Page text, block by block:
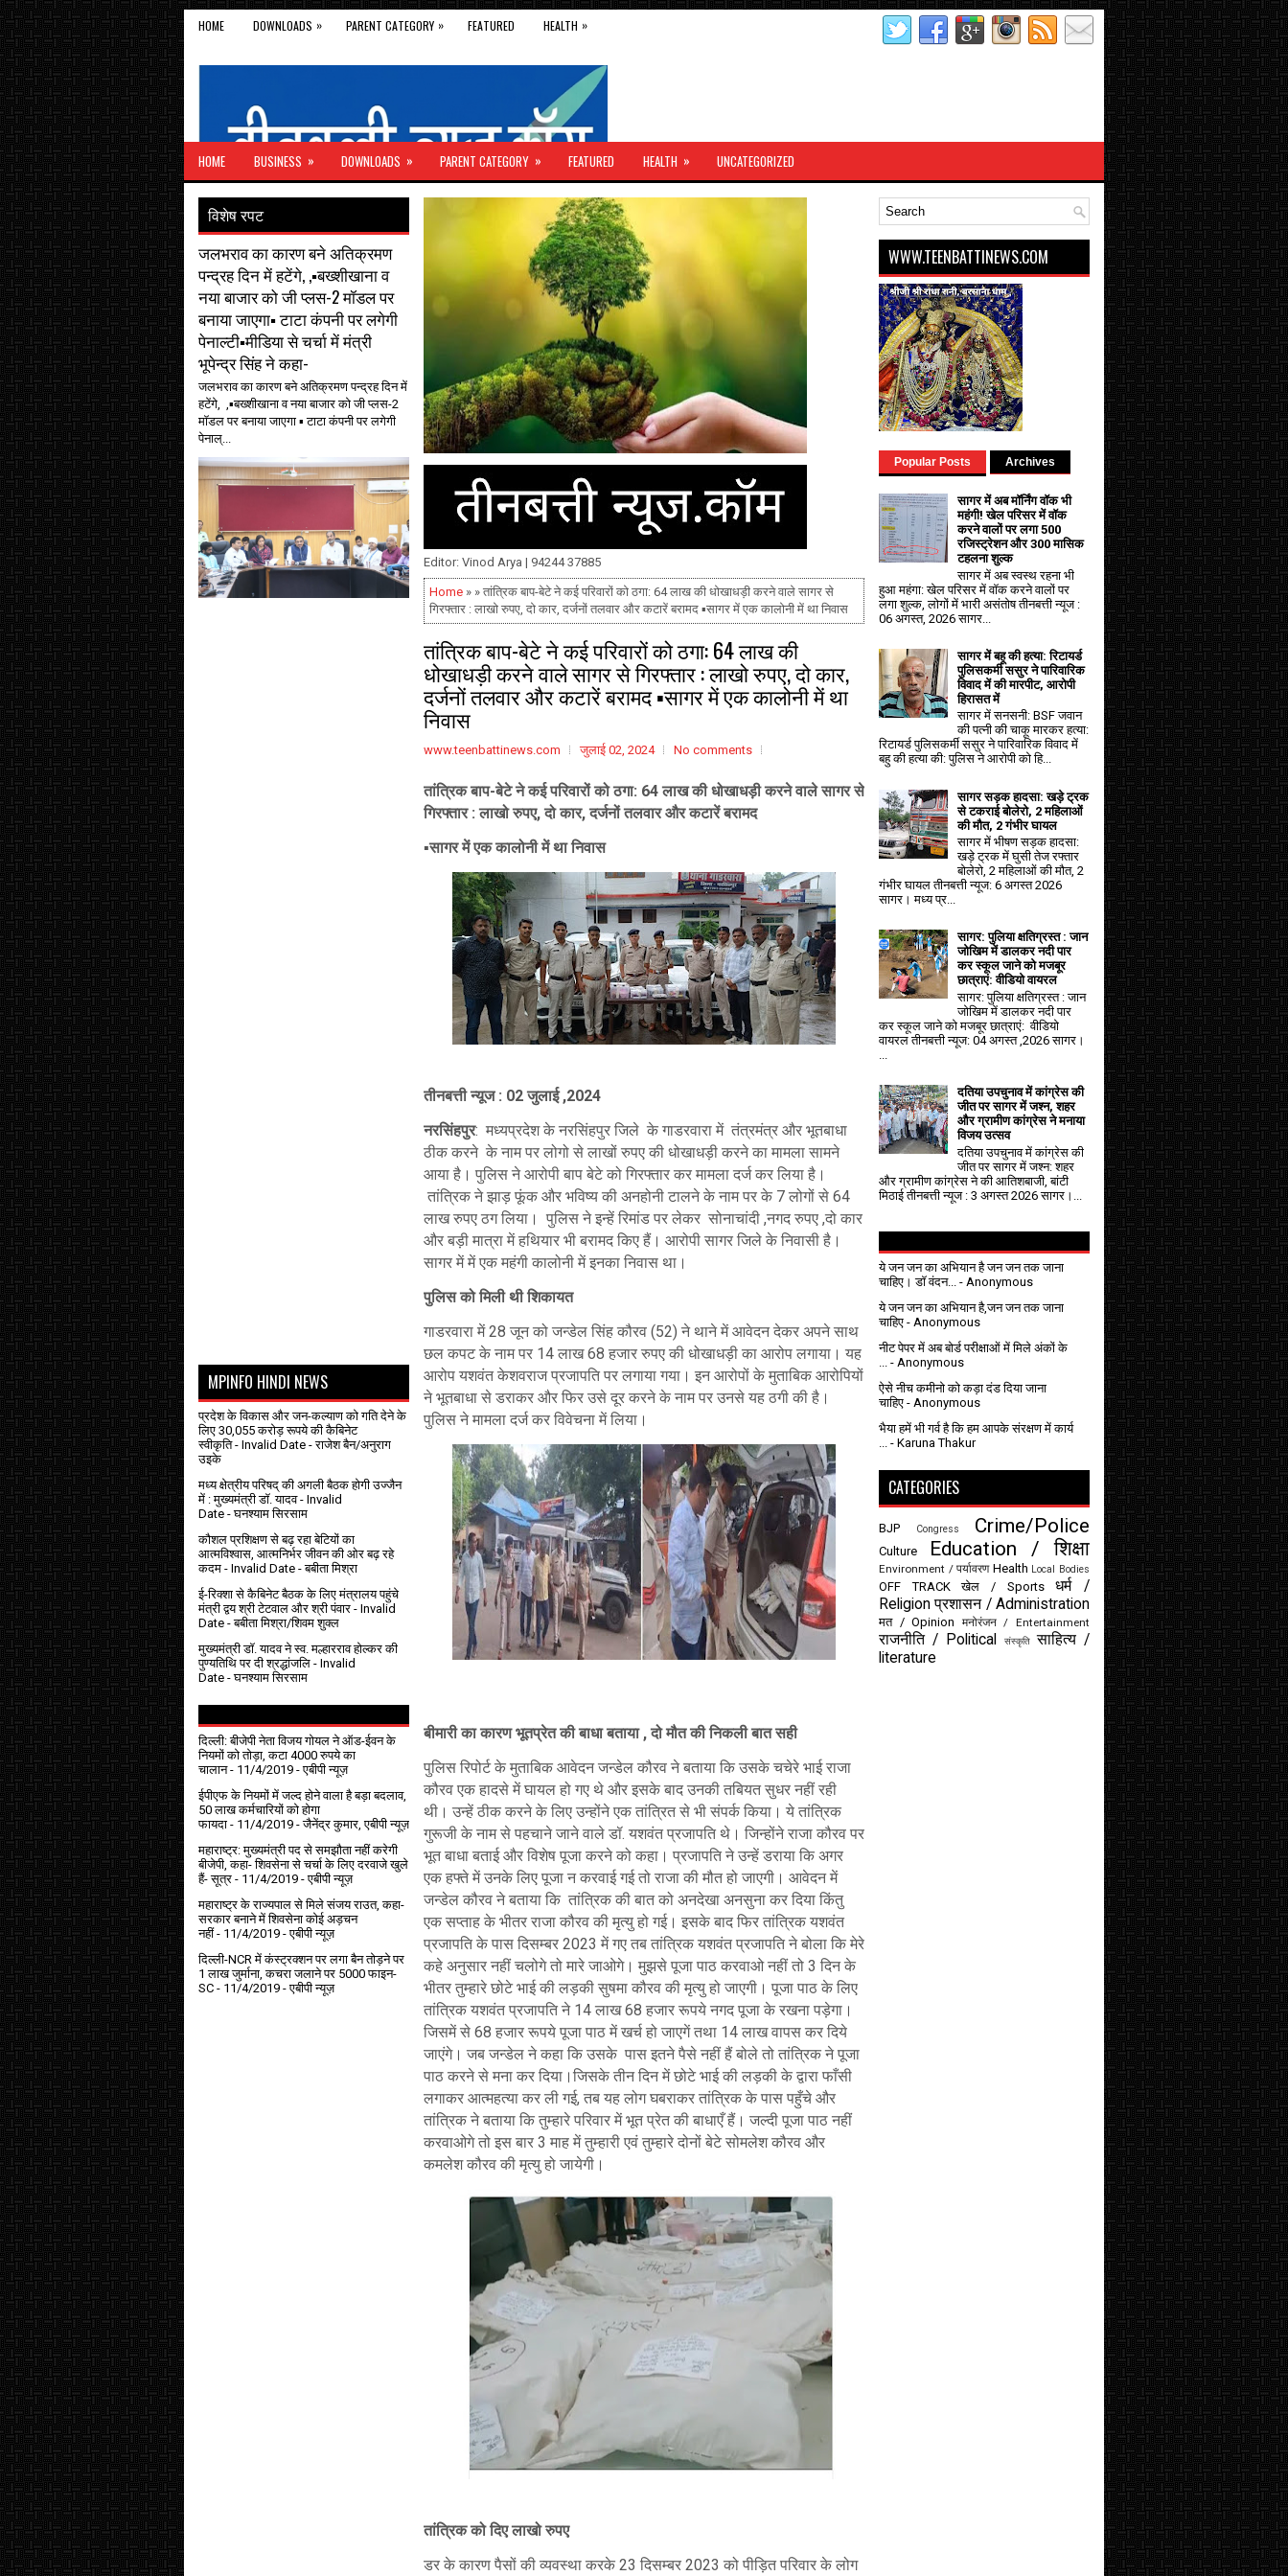
HOME DOWNLOADS » PARENT CATEGORY » FEATURED HEALTH »
HOME BUSINESS » DOWNLOADS » PARENT CATEGORY » FEATURED HEALTH » UNCATEGORIZED
Editor: Vinod Arya | 94244 37885
Home » » तांत्रिक बाप-बेटे ने कई परिवारों को ठगा: 64 लाख की धोखाधड़ी करने वाले सागर से
गिरफ्तार : लाखो रुपए, दो कार, दर्जनों तलवार और कटारें बरामद ▪️सागर में एक कालोनी में था निवास
तांत्रिक बाप-बेटे ने कई परिवारों को ठगा: 64 लाख की
धोखाधड़ी करने वाले सागर से गिरफ्तार : लाखो रुपए, दो कार,
दर्जनों तलवार और कटारें बरामद ▪️सागर में एक कालोनी में था
निवास
www.teenbattinews.com जुलाई 02, 2024 No comments
तांत्रिक बाप-बेटे ने कई परिवारों को ठगा: 64 लाख की धोखाधड़ी करने वाले सागर से
गिरफ्तार : लाखो रुपए, दो कार, दर्जनों तलवार और कटारें बरामद
▪️सागर में एक कालोनी में था निवास
तीनबत्ती न्यूज : 02 जुलाई ,2024
नरसिंहपुर: मध्यप्रदेश के नरसिंहपुर जिले के गाडरवारा में तंत्रमंत्र और भूतबाधा
ठीक करने के नाम पर लोगो से लाखों रुपए की धोखाधड़ी करने का मामला सामने
आया है। पुलिस ने आरोपी बाप बेटे को गिरफ्तार कर मामला दर्ज कर लिया है।
तांत्रिक ने झाड़ फूंक और भविष्य की अनहोनी टालने के नाम पर के 7 लोगों से 64
लाख रुपए ठग लिया। पुलिस ने इन्हें रिमांड पर लेकर सोनाचांदी ,नगद रुपए ,दो कार
और बड़ी मात्रा में हथियार भी बरामद किए हैं। आरोपी सागर जिले के निवासी है।
सागर में में एक महंगी कालोनी में इनका निवास था।
पुलिस को मिली थी शिकायत
गाडरवारा में 28 जून को जन्डेल सिंह कौरव (52) ने थाने में आवेदन देकर अपने साथ
छल कपट के नाम पर 14 लाख 68 हजार रुपए की धोखाधड़ी का आरोप लगाया। यह
आरोप यशवंत केशवराज प्रजापति पर लगाया गया। इन आरोपों के मुताबिक आरोपियों
ने भूतबाधा से डराकर और फिर उसे दूर करने के नाम पर उनसे यह ठगी की है।
पुलिस ने मामला दर्ज कर विवेचना में लिया।
बीमारी का कारण भूतप्रेत की बाधा बताया , दो मौत की निकली बात सही
पुलिस रिपोर्ट के मुताबिक आवेदन जन्डेल कौरव ने बताया कि उसके चचेरे भाई राजा
कौरव एक हादसे में घायल हो गए थे और इसके बाद उनकी तबियत सुधर नहीं रही
थी। उन्हें ठीक करने के लिए उन्होंने एक तांत्रित से भी संपर्क किया। ये तांत्रिक
गुरूजी के नाम से पहचाने जाने वाले डॉ. यशवंत प्रजापति थे। जिन्होंने राजा कौरव पर
भूत बाधा बताई और विशेष पूजा करने को कहा। प्रजापति ने उन्हें डराया कि अगर
एक हफ्ते में उनके लिए पूजा न करवाई गई तो राजा की मौत हो जाएगी। आवेदन में
जन्डेल कौरव ने बताया कि तांत्रिक की बात को अनदेखा अनसुना कर दिया किंतु
एक सप्ताह के भीतर राजा कौरव की मृत्यु हो गई। इसके बाद फिर तांत्रिक यशवंत
प्रजापति के पास दिसम्बर 2023 में गए तब तांत्रिक यशवंत प्रजापति ने बोला कि मेरे
कहे अनुसार नहीं चलोगे तो मारे जाओगे। मुझसे पूजा पाठ करवाओ नहीं तो 3 दिन के
भीतर तुम्हारे छोटे भाई की लड़की सुषमा कौरव की मृत्यु हो जाएगी। पूजा पाठ के लिए
तांत्रिक यशवंत प्रजापति ने 14 लाख 68 हजार रूपये नगद पूजा के रखना पड़ेगा।
जिसमें से 68 हजार रूपये पूजा पाठ में खर्च हो जाएगें तथा 14 लाख वापस कर दिये
जाएंगे। जब जन्डेल ने कहा कि उसके पास इतने पैसे नहीं हैं बोले तो तांत्रिक ने पूजा
पाठ करने से मना कर दिया। जिसके तीन दिन में छोटे भाई की लड़की के द्वारा फाँसी
लगाकर आत्महत्या कर ली गई, तब यह लोग घबराकर तांत्रिक के पास पहुँचे और
तांत्रिक ने बताया कि तुम्हारे परिवार में भूत प्रेत की बाधाएँ हैं। जल्दी पूजा पाठ नहीं
करवाओगे तो इस बार 3 माह में तुम्हारी एवं तुम्हारे दोनों बेटे सोमलेश कौरव और
कमलेश कौरव की मृत्यु हो जायेगी।
तांत्रिक को दिए लाखो रुपए
डर के कारण पैसों की व्यवस्था करके 23 दिसम्बर 2023 को पीड़ित परिवार के लोग
विशेष रपट
जलभराव का कारण बने अतिक्रमण
पन्द्रह दिन में हटेंगे, ,▪️बख्शीखाना व
नया बाजार को जी प्लस-2 मॉडल पर
बनाया जाएगा▪️ टाटा कंपनी पर लगेगी
पेनाल्टी▪️मीडिया से चर्चा में मंत्री
भूपेन्द्र सिंह ने कहा-
जलभराव का कारण बने अतिक्रमण पन्द्रह दिन में
हटेंगे, ,▪️बख्शीखाना व नया बाजार को जी प्लस-2
मॉडल पर बनाया जाएगा ▪️ टाटा कंपनी पर लगेगी
पेनाल्...
MPINFO HINDI NEWS
प्रदेश के विकास और जन-कल्याण को गति देने के
लिए 30,055 करोड़ रूपये की कैबिनेट
स्वीकृति- Invalid Date - राजेश बैन/अनुराग
उइके
मध्य क्षेत्रीय परिषद् की अगली बैठक होगी उज्जैन
में : मुख्यमंत्री डॉ. यादव- Invalid
Date - घनश्याम सिरसाम
कौशल प्रशिक्षण से बढ़ रहा बेटियों का
आत्मविश्वास, आत्मनिर्भर जीवन की ओर बढ़ रहे
कदम - Invalid Date - बबीता मिश्रा
ई-रिक्शा से कैबिनेट बैठक के लिए मंत्रालय पहुंचे
मंत्री द्वय श्री टेटवाल और श्री पंवार - Invalid
Date - बबीता मिश्रा/शिवम शुक्ल
मुख्यमंत्री डॉ. यादव ने स्व. मल्हारराव होल्कर की
पुण्यतिथि पर दी श्रद्धांजलि - Invalid
Date - घनश्याम सिरसाम
दिल्ली: बीजेपी नेता विजय गोयल ने ऑड-ईवन के
नियमों को तोड़ा, कटा 4000 रुपये का
चालान- 11/4/2019 - एबीपी न्यूज़
ईपीएफ के नियमों में जल्द होने वाला है बड़ा बदलाव,
50 लाख कर्मचारियों को होगा
फायदा - 11/4/2019 - जैनेंद्र कुमार, एबीपी न्यूज़
महाराष्ट्र: मुख्यमंत्री पद से समझौता नहीं करेगी
बीजेपी, कहा- शिवसेना से चर्चा के लिए दरवाजे खुले
हैं- सूत्र - 11/4/2019 - एबीपी न्यूज़
महाराष्ट्र के राज्यपाल से मिले संजय राउत, कहा-
सरकार बनाने में शिवसेना कोई अड़चन
नहीं- 11/4/2019 - एबीपी न्यूज़
दिल्ली-NCR में कंस्ट्रक्शन पर लगा बैन तोड़ने पर
1 लाख जुर्माना, कचरा जलाने पर ₹5000 फाइन-
SC - 11/4/2019 - एबीपी न्यूज़
WWW.TEENBATTINEWS.COM
Popular Posts Archives
सागर में अब मॉर्निंग वॉक भी
महंगी! खेल परिसर में वॉक
करने वालों पर लगा ₹500
रजिस्ट्रेशन और ₹300 मासिक
टहलना शुल्क
सागर में अब स्वस्थ रहना भी
हुआ महंगा: खेल परिसर में वॉक करने वालों पर
लगा शुल्क, लोगों में भारी असंतोष तीनबत्ती न्यूज :
06 अगस्त, 2026 सागर...
सागर में बहू की हत्या: रिटायर्ड
पुलिसकर्मी ससुर ने पारिवारिक
विवाद में की मारपीट, आरोपी
हिरासत में
सागर में सनसनी: BSF जवान
की पत्नी की चाकू मारकर हत्या:
रिटायर्ड पुलिसकर्मी ससुर ने पारिवारिक विवाद में
बहु की हत्या की: पुलिस ने आरोपी को हि...
सागर सड़क हादसा: खड़े ट्रक
से टकराई बोलेरो, 2 महिलाओं
की मौत, 2 गंभीर घायल
सागर में भीषण सड़क हादसा:
खड़े ट्रक में घुसी तेज रफ्तार
बोलेरो, 2 महिलाओं की मौत, 2
गंभीर घायल तीनबत्ती न्यूज: 6 अगस्त 2026
सागर। मध्य प्र...
सागर: पुलिया क्षतिग्रस्त : जान
जोखिम में डालकर नदी पार
कर स्कूल जाने को मजबूर
छात्राएं: वीडियो वायरल
सागर: पुलिया क्षतिग्रस्त : जान
जोखिम में डालकर नदी पार
कर स्कूल जाने को मजबूर छात्राएं: वीडियो
वायरल तीनबत्ती न्यूज: 04 अगस्त ,2026 सागर।
...
दतिया उपचुनाव में कांग्रेस की
जीत पर सागर में जश्न, शहर
और ग्रामीण कांग्रेस ने मनाया
विजय उत्सव
दतिया उपचुनाव में कांग्रेस की
जीत पर सागर में जश्न: शहर
और ग्रामीण कांग्रेस ने की आतिशबाजी, बांटी
मिठाई तीनबत्ती न्यूज : 3 अगस्त 2026 सागर।...
ये जन जन का अभियान है जन जन तक जाना
चाहिए। डॉ वंदन...
- Anonymous
ये जन जन का अभियान है,जन जन तक जाना
चाहिए - Anonymous
नीट पेपर में अब बोर्ड परीक्षाओं में मिले अंकों के
- Anonymous
ऐसे नीच कमीनो को कड़ा दंड दिया जाना
चाहिए - Anonymous
भैया हमें भी गर्व है कि हम आपके संरक्षण में कार्य
- Karuna Thakur
CATEGORIES
BJP Congress Crime/Police
Culture Education / शिक्षा
Environment / पर्यावरण Health Local Bodies
OFF TRACK खेल / Sports
धर्म /
Religion प्रशासन / Administration
मत / Opinion मनोरंजन / Entertainment
राजनीति / Political संस्कृति साहित्य /
literature